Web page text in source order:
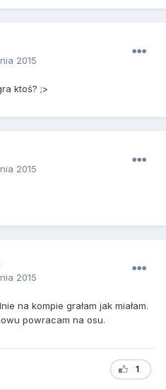
2015
ktoś? ;>
2015
2015
na kompie grałam jak miałam.
powracam na osu.
1